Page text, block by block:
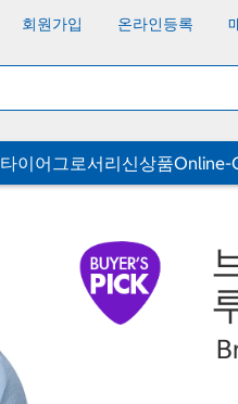
회원가입 온라인등록
타이어그로서리신상품Online-